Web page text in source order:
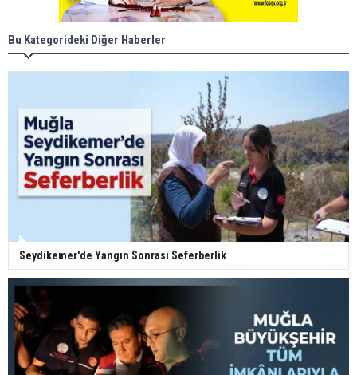
Bu Kategorideki Diğer Haberler
Seydikemer'de Yangın Sonrası Seferberlik